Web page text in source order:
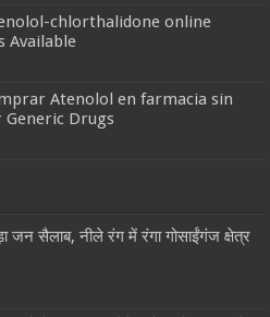
chlorthalidone online
Available
Atenolol en farmacia sin
Generic Drugs
जन सैलाब, नीले रंग में रंगा गोसाईंगंज क्षेत्र